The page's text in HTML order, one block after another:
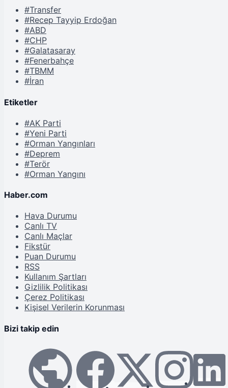
#Transfer
#Recep Tayyip Erdoğan
#ABD
#CHP
#Galatasaray
#Fenerbahçe
#TBMM
#İran
Etiketler
#AK Parti
#Yeni Parti
#Orman Yangınları
#Deprem
#Terör
#Orman Yangını
Haber.com
Hava Durumu
Canlı TV
Canlı Maçlar
Fikstür
Puan Durumu
RSS
Kullanım Şartları
Gizlilik Politikası
Çerez Politikası
Kişisel Verilerin Korunması
Bizi takip edin